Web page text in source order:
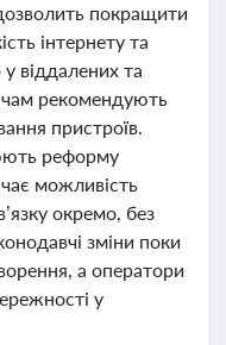
покращити
інтернету та
віддалених та
рекомендують
пристроїв.
реформу
можливість
окремо, без
зміни поки
а оператори
у